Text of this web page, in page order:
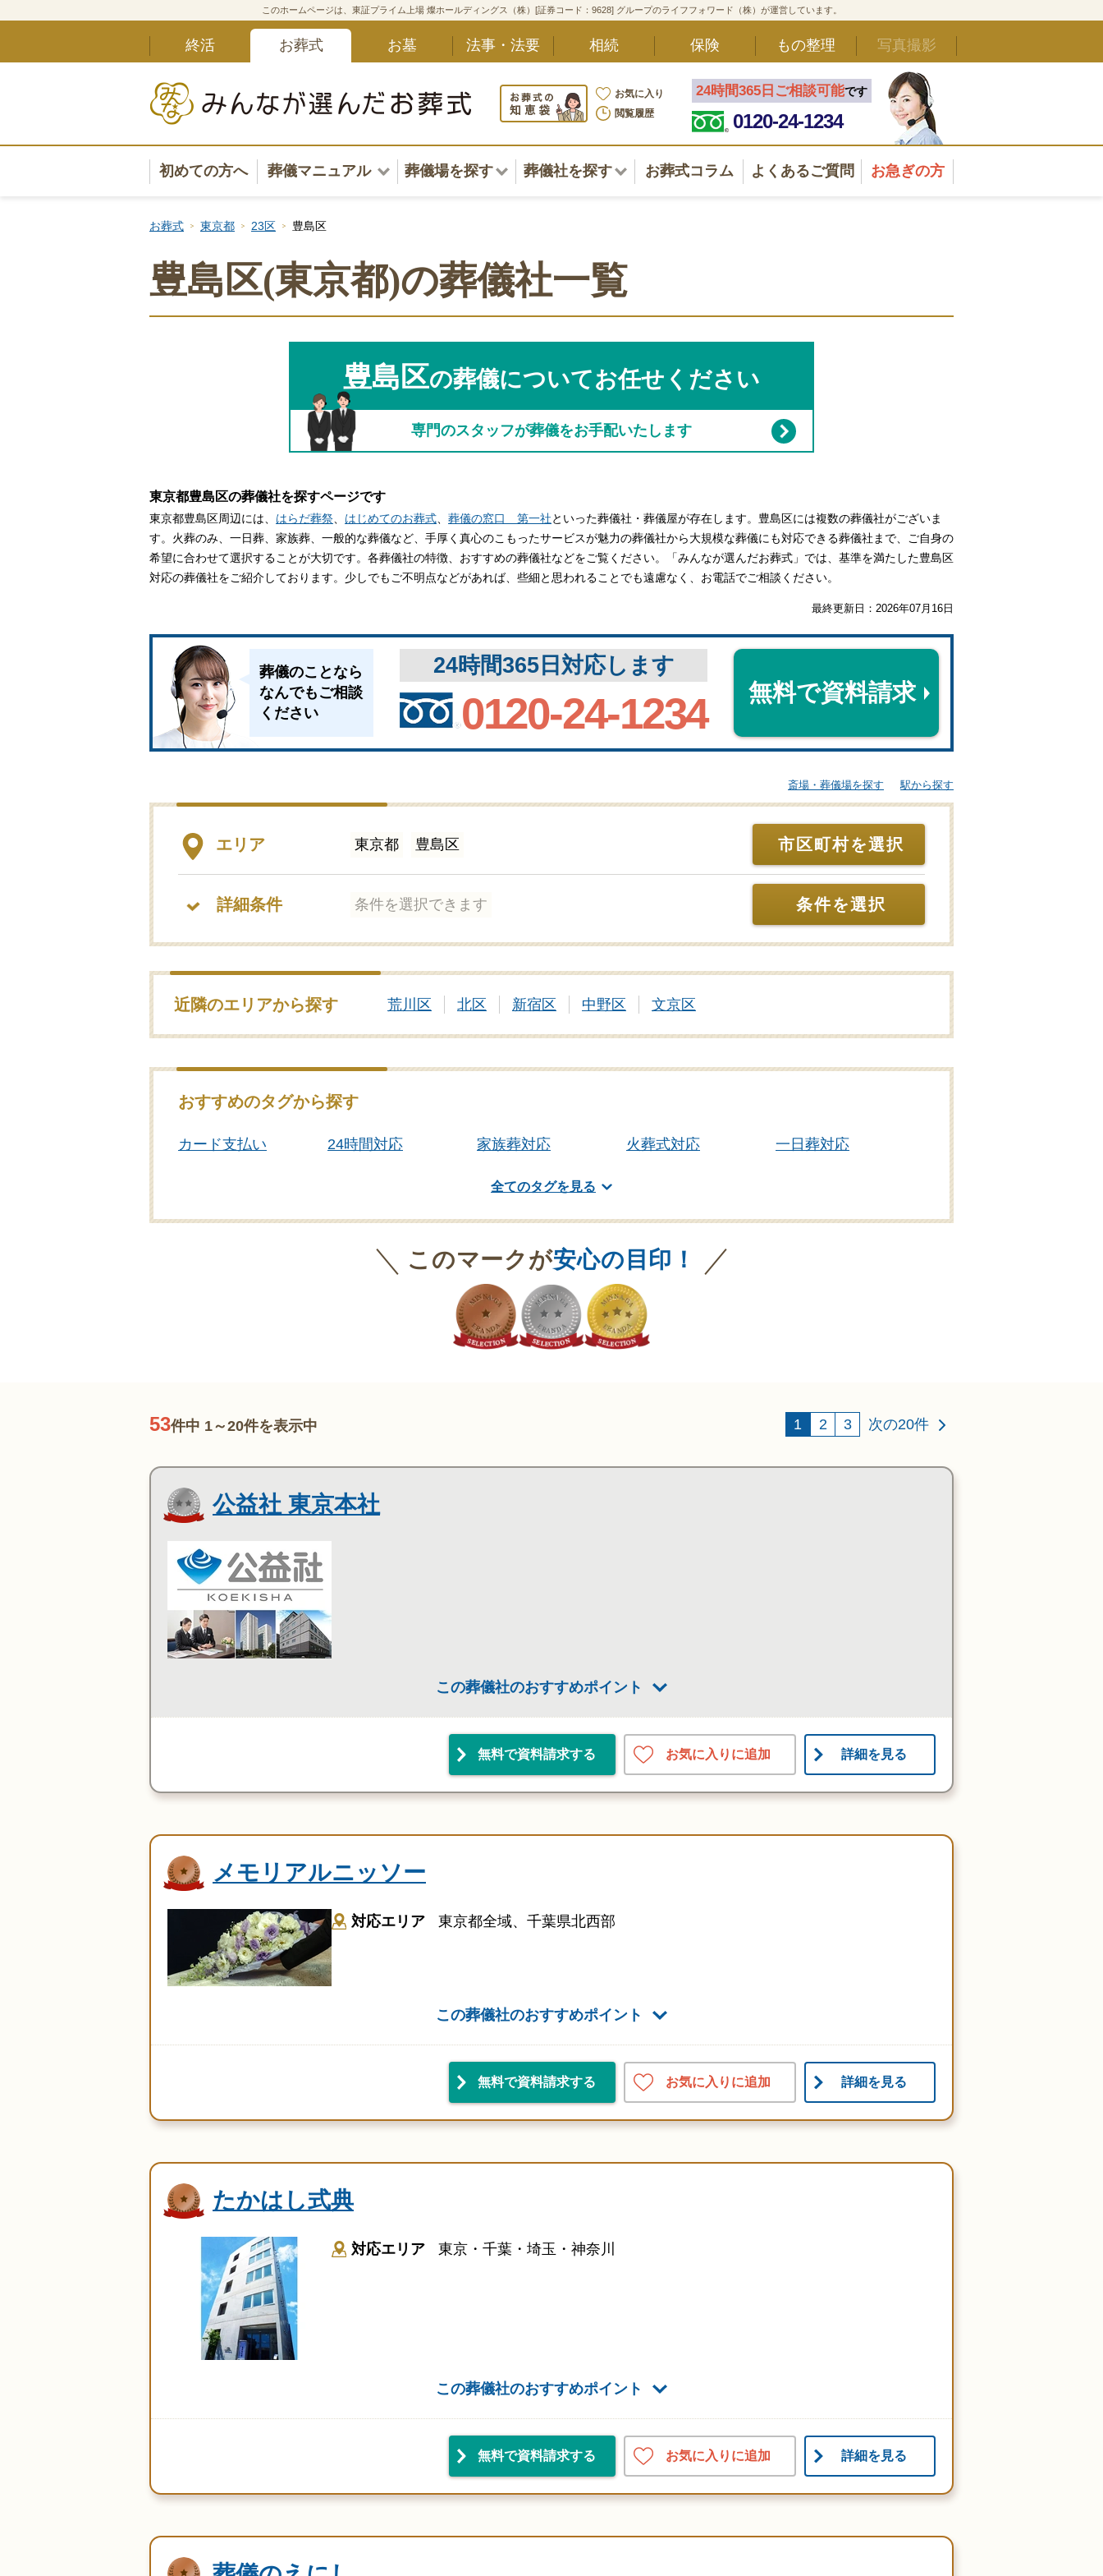
このホームページは、東証プライム上場 燦ホールディングス（株）[証券コード：9628] グループのライフフォワード（株）が運営しています。
終活 お葬式 お墓 法事・法要 相続 保険 もの整理 写真撮影
お気に入り
閲覧履歴
24時間365日ご相談可能です
0120-24-1234
初めての方へ 葬儀マニュアル
葬儀マニュアル一覧
葬儀安心サポート
葬儀の準備〜葬儀後まで
葬儀の選び方
家族葬とは
葬儀費用の平均相場
葬儀場を探す
東北・甲信越・北陸
関東
中部・東海
関西
中国・四国
葬儀社を探す
東北・甲信越・北陸
関東
中部・東海
関西
中国・四国
お葬式コラム よくあるご質問 お急ぎの方
お葬式 東京都 23区 豊島区
豊島区(東京都)の葬儀社一覧
豊島区の葬儀についてお任せください
専門のスタッフが葬儀をお手配いたします
東京都豊島区の葬儀社を探すページです
東京都豊島区周辺には、 はらだ葬祭 はじめてのお葬式 葬儀の窓口 第一社といった葬儀社・葬儀屋が存在します。豊島区には複数の葬儀社がございま
す。火葬のみ、一日葬、家族葬、一般的な葬儀など、手厚く真心のこもったサービスが魅力の葬儀社から大規模な葬儀にも対応できる葬儀社まで、ご自身の
希望に合わせて選択することが大切です。各葬儀社の特徴、おすすめの葬儀社などをご覧ください。「みんなが選んだお葬式」では、基準を満たした豊島区
対応の葬儀社をご紹介しております。少しでもご不明点などがあれば、些細と思われることでも遠慮なく、お電話でご相談ください。
最終更新日： 2026年07月16日
葬儀のことなら
なんでもご相談
ください
24時間365日対応します
0120-24-1234 無料で資料請求
斎場・葬儀場を探す 駅から探す
エリア 東京都 豊島区 市区町村を選択
詳細条件 条件を選択できます 条件を選択
近隣のエリアから探す 荒川区 北区 新宿区 中野区 文京区
おすすめのタグから探す
カード支払い 24時間対応 家族葬対応 火葬式対応 一日葬対応
葬祭ディレクター
全てのタグを見る
このマークが安心の目印！
53件中 1～20件を表示中 1 2 3 次の20件
公益社 東京本社
この葬儀社のおすすめポイント
無料で資料請求する お気に入りに追加 詳細を見る
メモリアルニッソー
対応エリア 東京都全域、千葉県北西部
この葬儀社のおすすめポイント
無料で資料請求する お気に入りに追加 詳細を見る
たかはし式典
対応エリア 東京・千葉・埼玉・神奈川
この葬儀社のおすすめポイント
無料で資料請求する お気に入りに追加 詳細を見る